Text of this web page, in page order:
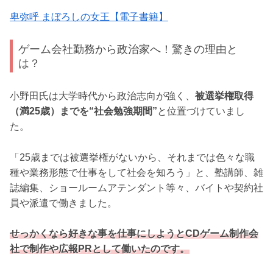
卑弥呼 まぼろしの女王【電子書籍】
ゲーム会社勤務から政治家へ！驚きの理由と
は？
小野田氏は大学時代から政治志向が強く、 被選挙権取得
（満25歳）までを“社会勉強期間”と位置づけていまし
た。
「25歳までは被選挙権がないから、それまでは色々な職
種や業務形態で仕事をして社会を知ろう」と、塾講師、雑
誌編集、ショールームアテンダント等々、バイトや契約社
員や派遣で働きました。
せっかくなら好きな事を仕事にしようとCDゲーム制作会
社で制作や広報PRとして働いたのです。